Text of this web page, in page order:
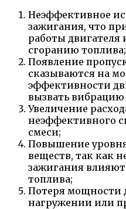
Неэффективное
зажигания, что
работы
сгоранию топлива;
Появление
сказываются на
эффективности
вызвать
Увеличение
неэффективного
смеси;
Повышение
веществ, так как
зажигания влияют
топлива;
Потеря мощности
нагружении или